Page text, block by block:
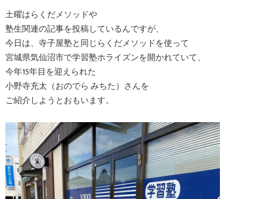
土曜はらくだメソッドや
塾生関連の記事を投稿しているんですが、
今日は、寺子屋塾と同じらくだメソッドを使って
宮城県気仙沼市で学習塾ホライズンを開かれていて、
今年15年目を迎えられた
小野寺充太（おのでら みちた）さんを
ご紹介しようとおもいます。